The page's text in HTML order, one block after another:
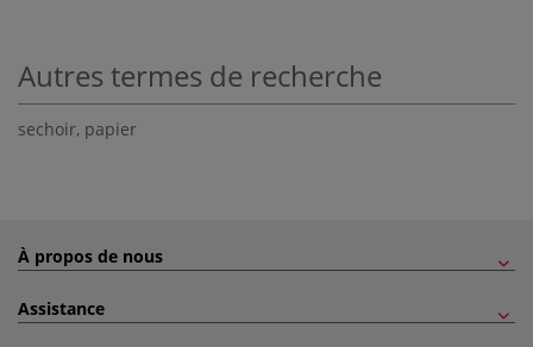
Autres termes de recherche
sechoir, papier
À propos de nous
Assistance